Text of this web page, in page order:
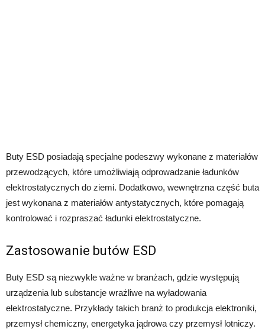
Buty ESD posiadają specjalne podeszwy wykonane z materiałów
przewodzących, które umożliwiają odprowadzanie ładunków
elektrostatycznych do ziemi. Dodatkowo, wewnętrzna część buta
jest wykonana z materiałów antystatycznych, które pomagają
kontrolować i rozpraszać ładunki elektrostatyczne.
Zastosowanie butów ESD
Buty ESD są niezwykle ważne w branżach, gdzie występują
urządzenia lub substancje wrażliwe na wyładowania
elektrostatyczne. Przykłady takich branż to produkcja elektroniki,
przemysł chemiczny, energetyka jądrowa czy przemysł lotniczy.